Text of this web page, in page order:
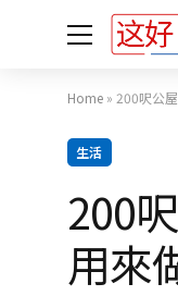
Home » 200呎公
生活
200
用來